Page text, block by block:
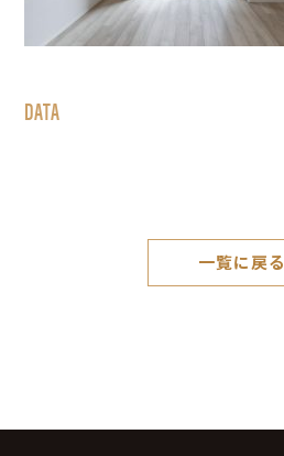
DATA
一覧に戻る